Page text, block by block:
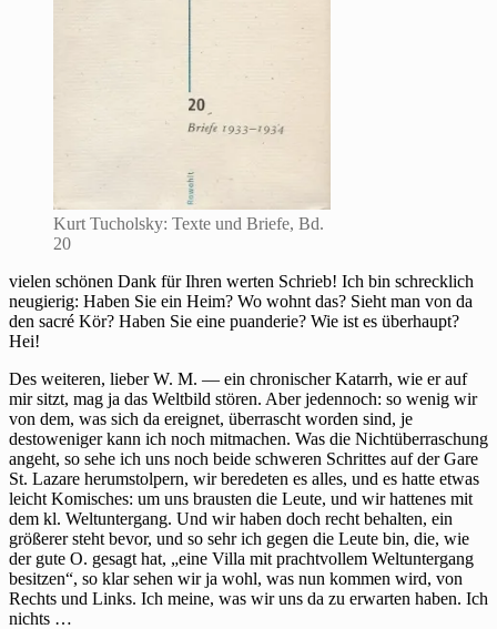
Kurt Tucholsky: Texte und Briefe, Bd.
20
vielen schönen Dank für Ihren werten Schrieb! Ich bin schrecklich
neugierig: Haben Sie ein Heim? Wo wohnt das? Sieht man von da
den sacré Kör? Haben Sie eine puanderie? Wie ist es überhaupt?
Hei!
Des weiteren, lieber W. M. — ein chronischer Katarrh, wie er auf
mir sitzt, mag ja das Weltbild stören. Aber jedennoch: so wenig wir
von dem, was sich da ereignet, überrascht worden sind, je
destoweniger kann ich noch mitmachen. Was die Nichtüberraschung
angeht, so sehe ich uns noch beide schweren Schrittes auf der Gare
St. Lazare herumstolpern, wir beredeten es alles, und es hatte etwas
leicht Komisches: um uns brausten die Leute, und wir hattenes mit
dem kl. Weltuntergang. Und wir haben doch recht behalten, ein
größerer steht bevor, und so sehr ich gegen die Leute bin, die, wie
der gute O. gesagt hat, „eine Villa mit prachtvollem Weltuntergang
besitzen“, so klar sehen wir ja wohl, was nun kommen wird, von
Rechts und Links. Ich meine, was wir uns da zu erwarten haben. Ich
nichts …